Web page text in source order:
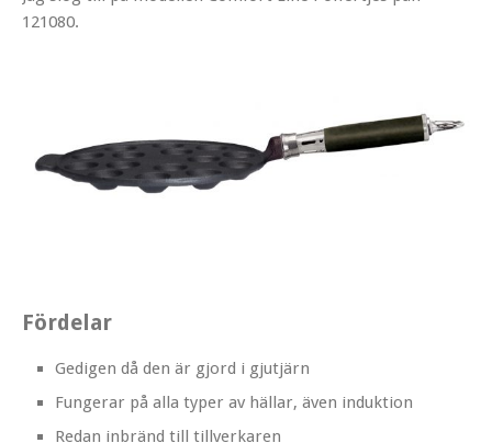
121080.
Fördelar
Gedigen då den är gjord i gjutjärn
Fungerar på alla typer av hällar, även induktion
Redan inbränd till tillverkaren